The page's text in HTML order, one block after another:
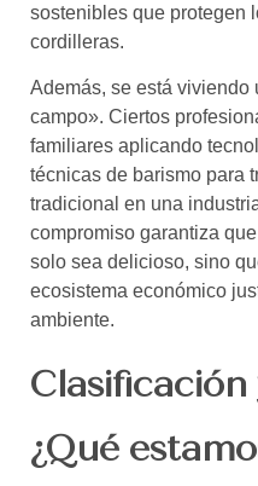
sostenibles que protegen
cordilleras.
Además, se está viviendo
campo». Ciertos
familiares aplicando
técnicas de barismo para
tradicional en una
compromiso garantiza
solo sea delicioso, sino
ecosistema económico
ambiente.
¿Qué